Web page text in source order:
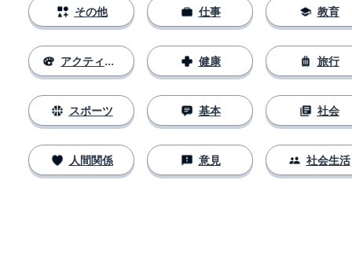
その他
アクティビティ
スポーツ
人間関係
仕事
健康
基本
意見
教育
旅行
社会
社会生活